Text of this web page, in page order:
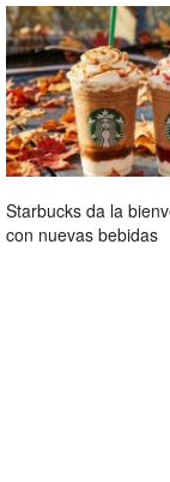
Starbucks da la
con nuevas bebidas